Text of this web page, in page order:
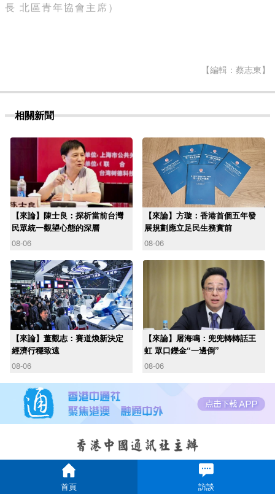
長 北區青年協會主席）
【編輯：蔡志東】
相關新聞
【來論】陳士良：探析當前台灣
民眾統一觀望心態的深層
08-06
【來論】方璇：香港首個五年發
展規劃應立足民生務實前
08-06
【來論】董觀志：賽道煥新決定
經濟行穩致遠
08-06
【來論】屠海鳴：兜兜轉轉話王
虹 眾口鑠金“一邊倒”
08-06
首頁 訪談